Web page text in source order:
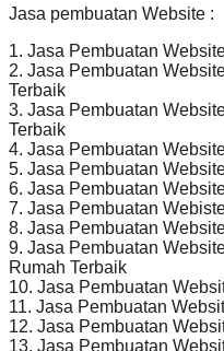
Jasa pembuatan Website :
1. Jasa Pembuatan
2. Jasa Pembuatan
Terbaik
3. Jasa Pembuatan
Terbaik
4. Jasa Pembuatan
5. Jasa Pembuatan
6. Jasa Pembuatan
7. Jasa Pembuatan
8. Jasa Pembuatan
9. Jasa Pembuatan
Rumah Terbaik
10. Jasa Pembuatan
11. Jasa Pembuatan
12. Jasa Pembuatan
13. Jasa Pembuatan